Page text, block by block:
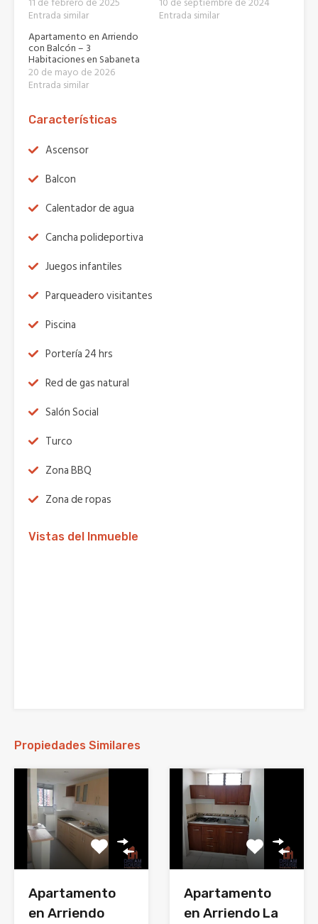
Entrada similar
Entrada similar
Apartamento en Arriendo
con Balcón – 3
Habitaciones en Sabaneta
20 de mayo de 2026
Entrada similar
Características
Ascensor
Balcon
Calentador de agua
Cancha polideportiva
Juegos infantiles
Parqueadero visitantes
Piscina
Portería 24 hrs
Red de gas natural
Salón Social
Turco
Zona BBQ
Zona de ropas
Vistas del Inmueble
Propiedades Similares
Apartamento
en Arriendo
Apartamento
en Arriendo La